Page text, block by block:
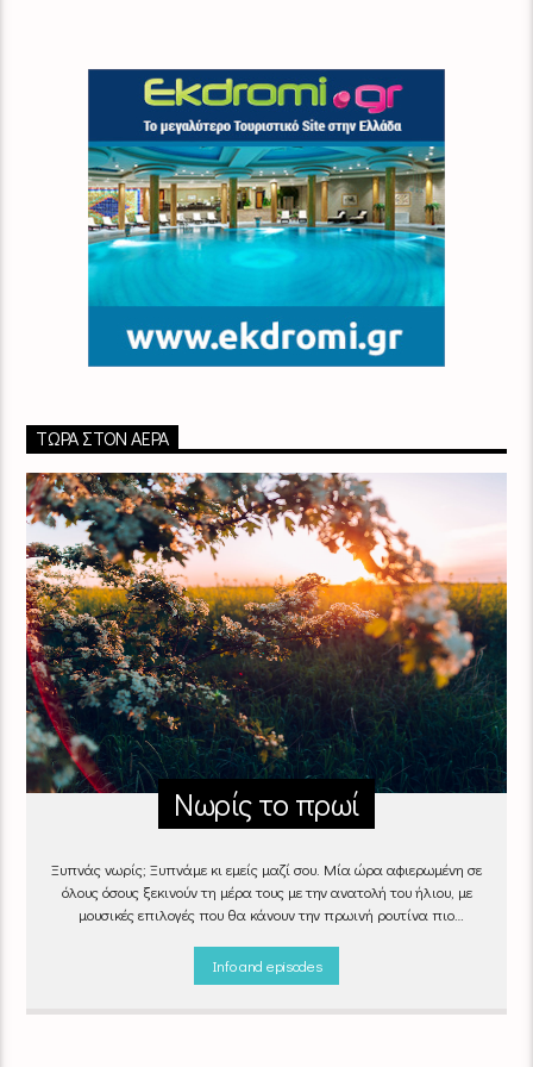
ΤΏΡΑ ΣΤΟΝ ΑΈΡΑ
Νωρίς το πρωί
Ξυπνάς νωρίς; Ξυπνάμε κι εμείς μαζί σου. Μία ώρα αφιερωμένη σε
όλους όσους ξεκινούν τη μέρα τους με την ανατολή του ήλιου, με
μουσικές επιλογές που θα κάνουν την πρωινή ρουτίνα πιο
06:00 - 07:00 στον Empneusi 107 FM
Info and episodes